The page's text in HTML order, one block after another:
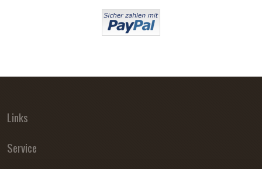
Links
Service